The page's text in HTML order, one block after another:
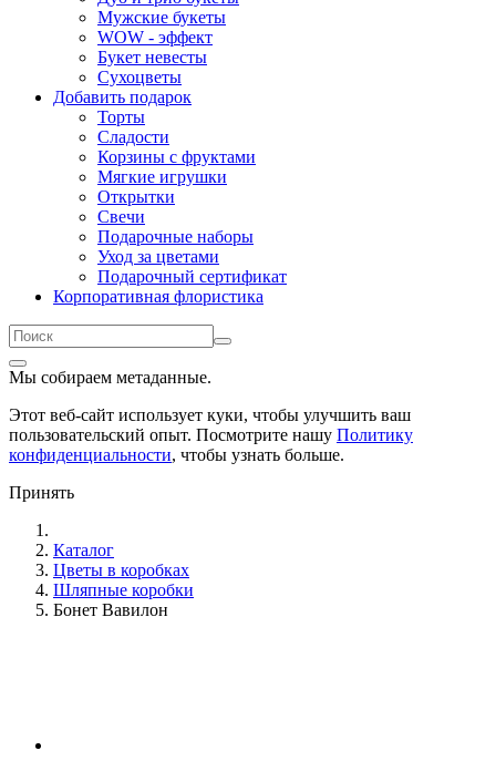
Мужские букеты
WOW - эффект
Букет невесты
Сухоцветы
Добавить подарок
Торты
Сладости
Корзины с фруктами
Мягкие игрушки
Открытки
Свечи
Подарочные наборы
Уход за цветами
Подарочный сертификат
Корпоративная флористика
Мы собираем метаданные.
Этот веб-сайт использует куки, чтобы улучшить ваш
пользовательский опыт. Посмотрите нашу Политику
конфиденциальности, чтобы узнать больше.
Принять
Каталог
Цветы в коробках
Шляпные коробки
Бонет Вавилон